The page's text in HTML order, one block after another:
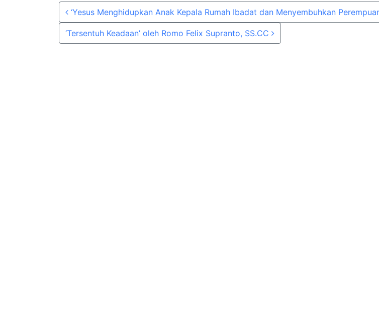
Post navigation
‘Yesus Menghidupkan Anak Kepala Rumah Ibadat dan Menyembuhkan
‘Tersentuh Keadaan’ oleh Romo Felix Supranto, SS.CC